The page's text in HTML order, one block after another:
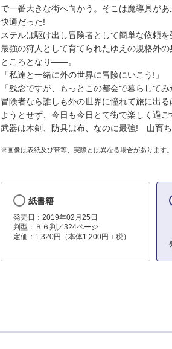
で一番大きな街へ向かう。そこは魔導具が
快適だった!
ステルは駆け出し冒険者として簡単な依頼
最強の狩人として育てられたゆえの規格外
ところとなり――。
「私達と一緒に外の世界に冒険にいこう!」
「残念ですが、もっとこの都会で暮らして
冒険者なら誰しも外の世界に憧れて旅に出る
ようとせず、今日も今日とて街で楽しく過ご
武器は木剣、防具は布、なのに最強! 山育
※画像は表紙及び帯等、実際とは異なる場合があります。
紙書籍
発売日：2019年02月25日
判型：Ｂ６判／324ページ
定価：1,320円（本体1,200円＋税）